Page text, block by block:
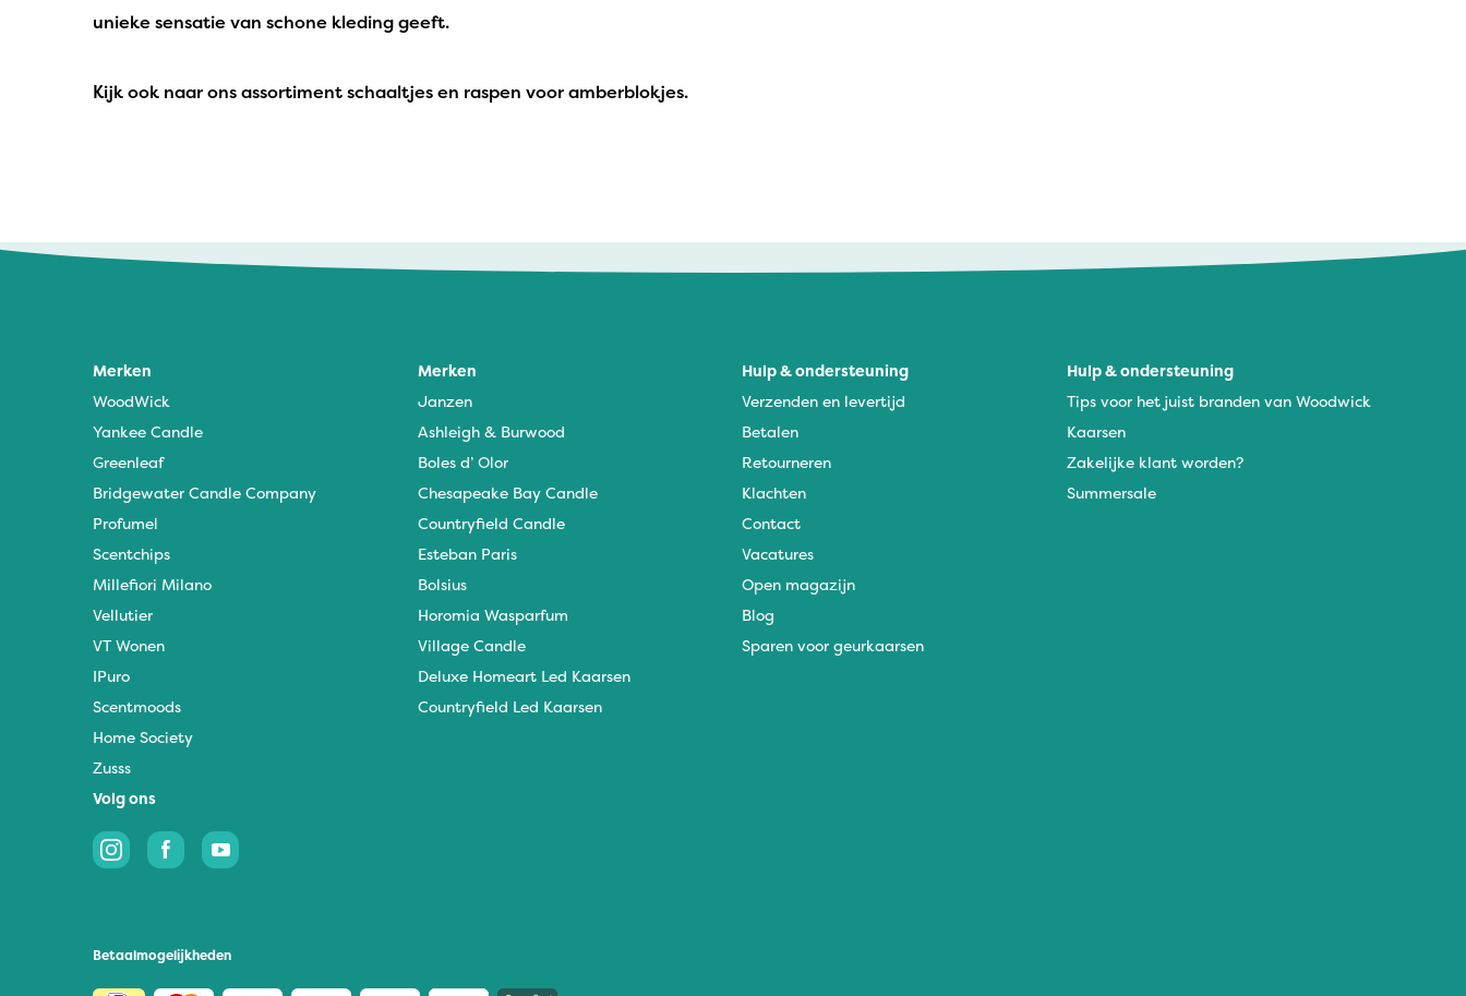
unieke sensatie van schone kleding geeft.
Kijk ook naar ons assortiment schaaltjes en raspen voor amberblokjes.
Merken
WoodWick
Yankee Candle
Greenleaf
Bridgewater Candle Company
Profumel
Scentchips
Millefiori Milano
Vellutier
VT Wonen
IPuro
Scentmoods
Home Society
Zusss
Merken
Janzen
Ashleigh & Burwood
Boles d’ Olor
Chesapeake Bay Candle
Countryfield Candle
Esteban Paris
Bolsius
Horomia Wasparfum
Village Candle
Deluxe Homeart Led Kaarsen
Countryfield Led Kaarsen
Hulp & ondersteuning
Verzenden en levertijd
Betalen
Retourneren
Klachten
Contact
Vacatures
Open magazijn
Blog
Sparen voor geurkaarsen
Hulp & ondersteuning
Tips voor het juist branden van Woodwick
Kaarsen
Zakelijke klant worden?
Summersale
Volg ons
Betaalmogelijkheden